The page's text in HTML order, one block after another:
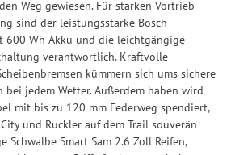
Weg gewiesen. Für starken Vortrieb
sind der leistungsstarke Bosch
600 Wh Akku und die leichtgängige
verantwortlich. Kraftvolle
kümmern sich ums sichere
bei jedem Wetter. Außerdem haben wird
mit bis zu 120 mm Federweg spendiert,
und Ruckler auf dem Trail souverän
Smart Sam 2.6 Zoll Reifen,